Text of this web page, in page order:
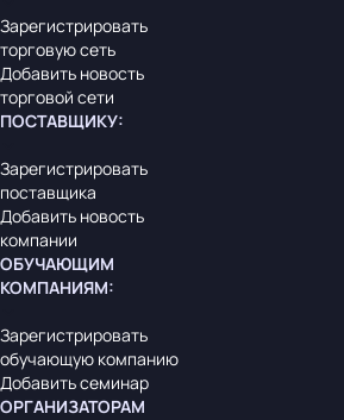
Зарегистрировать
торговую сеть
Добавить новость
торговой сети
ПОСТАВЩИКУ:
Зарегистрировать
поставщика
Добавить новость
компании
ОБУЧАЮЩИМ
КОМПАНИЯМ:
Зарегистрировать
обучающую компанию
Добавить семинар
ОРГАНИЗАТОРАМ